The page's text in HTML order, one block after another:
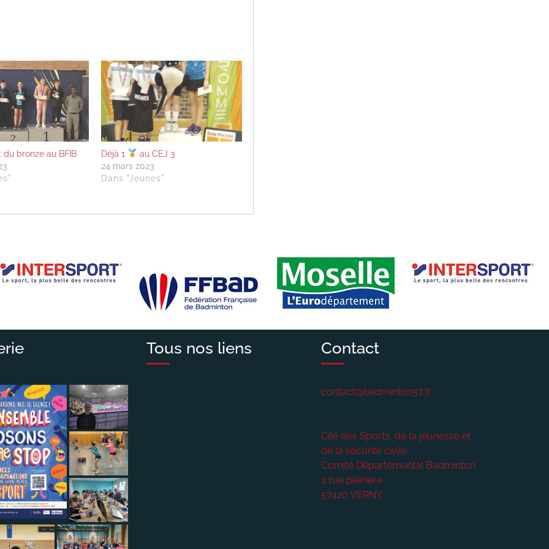
du bronze au BFIB
Déjà 1
au CEJ 3
24 mars 2023
Dans "Jeunes"
Tous nos liens Contact
contact@badminton57.fr
Cité des Sports, de la jeunesse et
de la sécurité civile
Comité Départemental Badminton
2 rue plénière
57420 VERNY